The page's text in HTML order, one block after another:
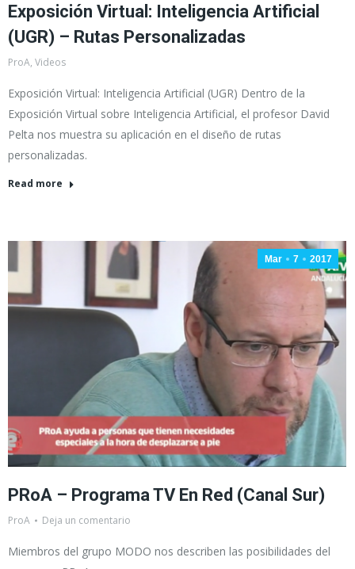
Exposición Virtual: Inteligencia Artificial
(UGR) – Rutas Personalizadas
ProA, Videos
Exposición Virtual: Inteligencia Artificial (UGR) Dentro de la
Exposición Virtual sobre Inteligencia Artificial, el profesor David
Pelta nos muestra su aplicación en el diseño de rutas
personalizadas.
Read more
Mar 7 2017
PRoA – Programa TV En Red (Canal Sur)
ProA Deja un comentario
Miembros del grupo MODO nos describen las posibilidades del